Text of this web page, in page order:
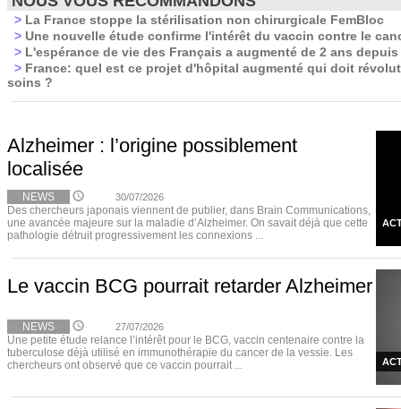
> La France stoppe la stérilisation non chirurgicale FemBloc
> Une nouvelle étude confirme l'intérêt du vaccin contre le
> L'espérance de vie des Français a augmenté de 2 ans depuis
> France: quel est ce projet d'hôpital augmenté qui doit
soins ?
Alzheimer : l’origine possiblement
localisée
NEWS 30/07/2026
Des chercheurs japonais viennent de publier, dans Brain Communications,
une avancée majeure sur la maladie d’Alzheimer. On savait déjà que cette
pathologie détruit progressivement les connexions ...
Le vaccin BCG pourrait retarder Alzheimer
NEWS 27/07/2026
Une petite étude relance l’intérêt pour le BCG, vaccin centenaire contre la
tuberculose déjà utilisé en immunothérapie du cancer de la vessie. Les
chercheurs ont observé que ce vaccin pourrait ...